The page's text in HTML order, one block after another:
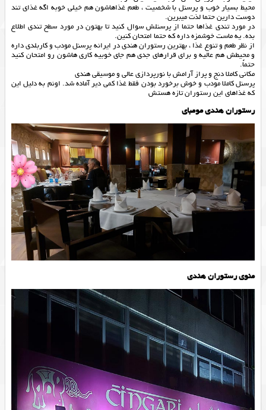
محیط بسیار خوب و پرسنل با شخصیت ، طعم غذاهاشون هم خیلی خوبه اگه غذای تند
دوست دارین حتما لذت میبرین.
در مورد تندی غذاها حتما از پرسنلش سوال کنید تا بهتون در مورد سطح تندی اطلاع
بده. یه ماست خوشمزه داره که حتما امتحان کنین.
از نظر طعم و تنوع غذا ، بهترین رستوران هندی در ایرانه پرسنل مودب و کاربلدی داره
و محیطش هم عالیه و برای قرارهای جدی هم جای خوبیه کاری هاشون رو امتحان کنید
حتماً.
مکانی کاملا دنج و پراز آرامش با نورپردازی عالی و موسیقی هندی
پرسنل کاملا مودب و خوش برخورد بودن فقط غذا کمی دیر آماده شد. اونم به دلیل این
که غذاهای این رستوران تازه هستش
رستوران هندی مومبای
منوی رستوران هندی